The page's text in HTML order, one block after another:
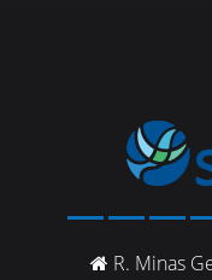
R. Minas